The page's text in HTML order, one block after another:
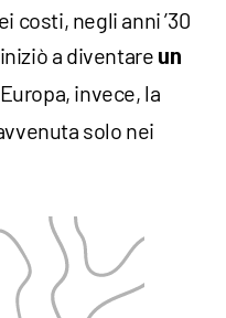
costi, negli anni ’30
a diventare un
invece, la
solo nei